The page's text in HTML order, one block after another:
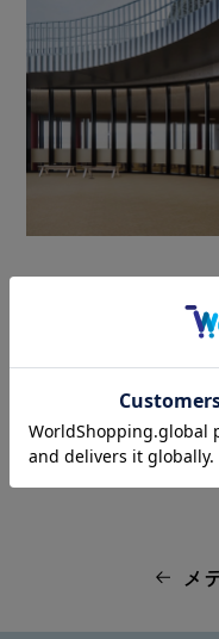
必ず訪れたい全国のお
#2025年 #WEB
メ